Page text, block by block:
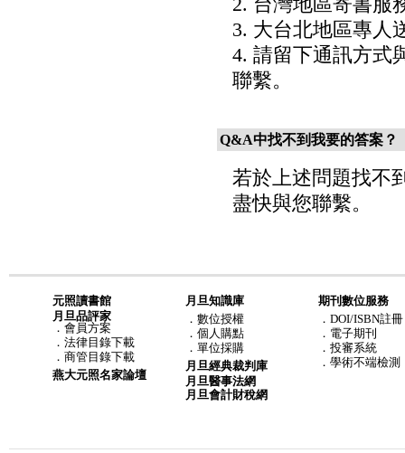
3. 大台北地區專人
4. 請留下通訊方式
聯繫。
Q&A中找不到我要的答案？
若於上述問題找不
盡快與您聯繫。
元照讀書館
月旦品評家
． 會員方案
． 法律目錄下載
． 商管目錄下載
燕大元照名家論壇
月旦知識庫
． 數位授權
． 個人購點
． 單位採購
月旦經典裁判庫
月旦醫事法網
月旦會計財稅網
期刊數位服務
．DOI/ISBN註冊
．電子期刊
．投審系統
．學術不端檢測